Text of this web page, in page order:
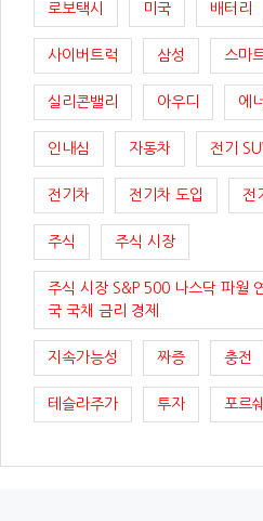
로보택시 미국 배터리
사이버트럭 삼성 스마
실리콘밸리 아우디 에
인내심 자동차 전기
전기차 전기차 도입 전
주식 주식 시장
주식 시장 S&P 500 나스닥 파월
국 국채 금리 경제
지속가능성 짜증 충전
테슬라주가 투자 포르